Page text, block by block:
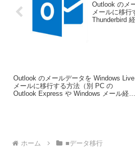
Outlook のメ
メールに移行
Thunderbird 経
Outlook のメールデータを Windows Live
メールに移行する方法（別 PC の
Outlook Express や Windows メール経
ホーム ■データ移行